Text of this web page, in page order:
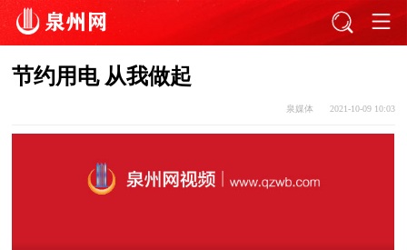
节约用电 从我做起
泉媒体 2021-10-09 10:03